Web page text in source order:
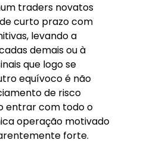
traders novatos
curto prazo com
levando a
demais ou à
que logo se
equívoco é não
de risco
entrar com todo o
operação motivado
forte.